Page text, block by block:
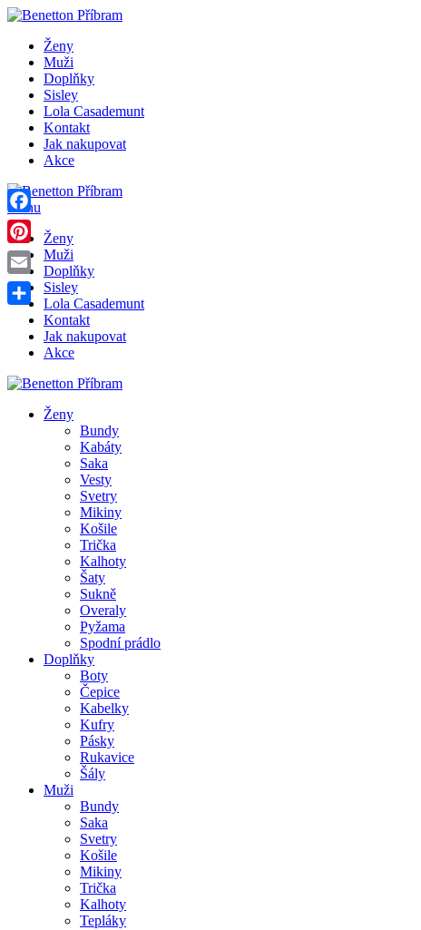
Ženy
Muži
Doplňky
Sisley
Lola Casademunt
Kontakt
Jak nakupovat
Akce
Menu
Ženy
Muži
Doplňky
Sisley
Lola Casademunt
Kontakt
Jak nakupovat
Akce
Ženy
Bundy
Kabáty
Saka
Vesty
Svetry
Mikiny
Košile
Trička
Kalhoty
Šaty
Sukně
Overaly
Pyžama
Spodní prádlo
Doplňky
Boty
Čepice
Kabelky
Kufry
Pásky
Rukavice
Šály
Muži
Bundy
Saka
Svetry
Košile
Mikiny
Trička
Kalhoty
Tepláky
Facebook
Pinterest
Email
Share